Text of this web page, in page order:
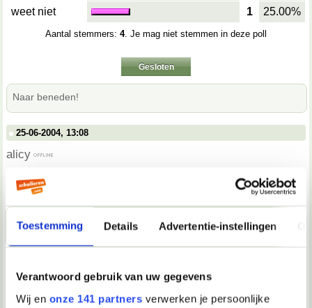
Toestemming Details Advertentie-instellingen
Verantwoord gebruik van uw gegevens
Wij en onze 141 partners verwerken je persoonlijke
weet niet 1 25.00%
Aantal stemmers: 4. Je mag niet stemmen in deze poll
Gesloten
Naar beneden!
25-06-2004, 13:08
alicy
hoi,
heb je problemen thuis of gaat het niet zo lekker op school?
me dan ik zelf ben alicy 24 en werk op een school daar praat
ik ook met jongeren die problemen hebben.
- weglopen van huis
- slechte cijfers op school
- in een depresie